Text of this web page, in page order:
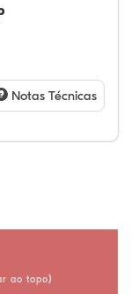
Notas Técnicas
ao topo)